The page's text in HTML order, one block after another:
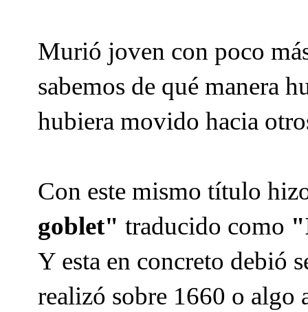
Murió joven con poco
sabemos de qué manera
hubiera movido hacia
Con este mismo título
goblet" traducido como
Y esta en concreto debió
realizó sobre 1660 o algo